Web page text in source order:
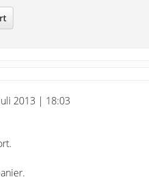
2013 | 18:03